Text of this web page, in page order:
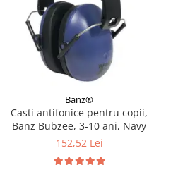
Banz®
Casti antifonice pentru copii,
Banz Bubzee, 3-10 ani, Navy
152,52 Lei